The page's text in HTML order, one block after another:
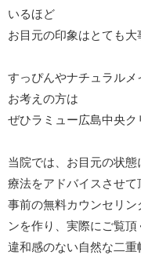
いるほど
お目元の印象はとても大
すっぴんやナチュラル
お考えの方は
ぜひラミュー広島中央
当院では、お目元の状
療法をアドバイスさせ
事前の無料カウンセリ
ンを作り、実際にご覧頂
違和感のない自然な二